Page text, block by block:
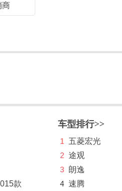
商
款
车型排行>>
1 五菱宏光
2 途观
3 朗逸
4 速腾